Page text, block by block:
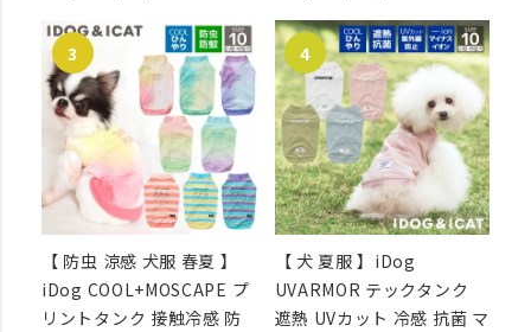
【 防虫 涼感 犬服 春夏 】
iDog COOL+MOSCAPE プ
リントタンク 接触冷感 防
【 犬 夏服 】iDog
UVARMOR テックタンク
遮熱 UVカット 冷感 抗菌 マ